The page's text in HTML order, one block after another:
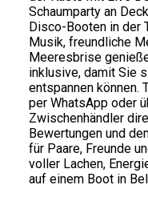
Schaumparty an
Disco-Booten in der
Musik, freundliche
Meeresbrise
inklusive, damit Sie
entspannen können.
per WhatsApp oder
Zwischenhändler
Bewertungen und
für Paare, Freunde
voller Lachen,
auf einem Boot in